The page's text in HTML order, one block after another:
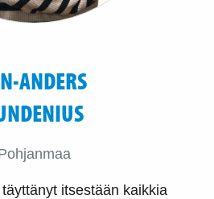
ANDERS
itsestään kaikkia